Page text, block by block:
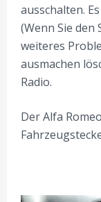
ausschalten.
(Wenn Sie den
weiteres
ausmachen
Radio.
Der Alfa